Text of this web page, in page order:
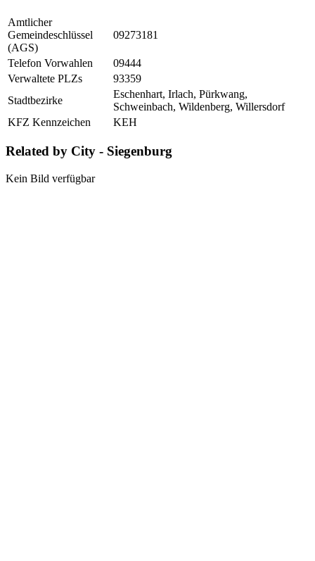
Amtlicher
Gemeindeschlüssel
(AGS)
09273181
Telefon Vorwahlen
09444
Verwaltete PLZs
93359
Stadtbezirke
Eschenhart, Irlach, Pürkwang,
Schweinbach, Wildenberg, Willersdorf
KFZ Kennzeichen
KEH
Related by City - Siegenburg
Kein Bild verfügbar